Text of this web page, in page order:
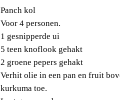
Panch kol
Voor 4 personen.
1 gesnipperde ui
5 teen knoflook gehakt
2 groene pepers gehakt
Verhit olie in een pan en fruit
kurkuma toe.